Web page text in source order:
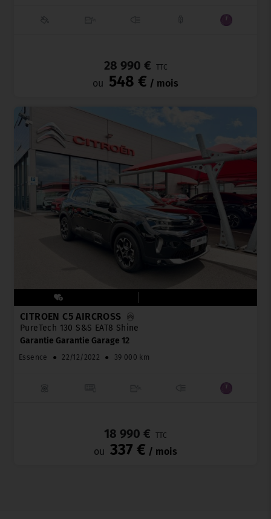
28 990 € TTC
ou 548 € / mois
CITROËN C5 AIRCROSS
PureTech 130 S&S EAT8 Shine
Garantie Garantie Garage 12
Essence ● 22/12/2022 ● 39 000 km
18 990 € TTC
ou 337 € / mois